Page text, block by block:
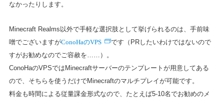
なかったりします。
Minecraft Realms以外で手軽な選択肢として挙げられるのは、手前味
噌でございますがConoHaのVPS
です（PRしたいわけではないので
すがお勧めなのでご容赦を……）。
ConoHaのVPSではMinecraftサーバーのテンプレートが用意してある
ので、そちらを使うだけでMinecraftのマルチプレイが可能です。
料金も時間による従量課金形式なので、たとえば5-10名でお勧めのメ